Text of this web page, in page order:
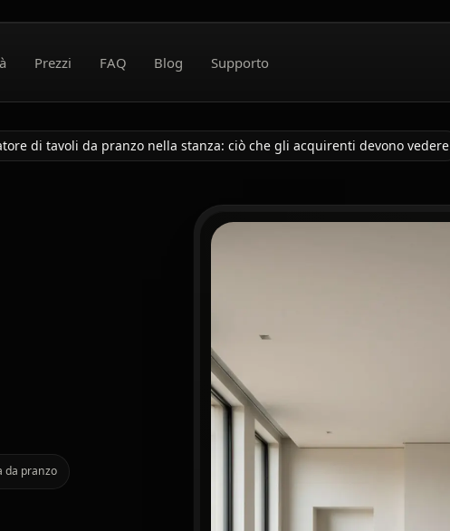
Prezzi FAQ Blog Supporto
di tavoli da pranzo nella stanza: ciò che gli acquirenti devono vedere
da pranzo